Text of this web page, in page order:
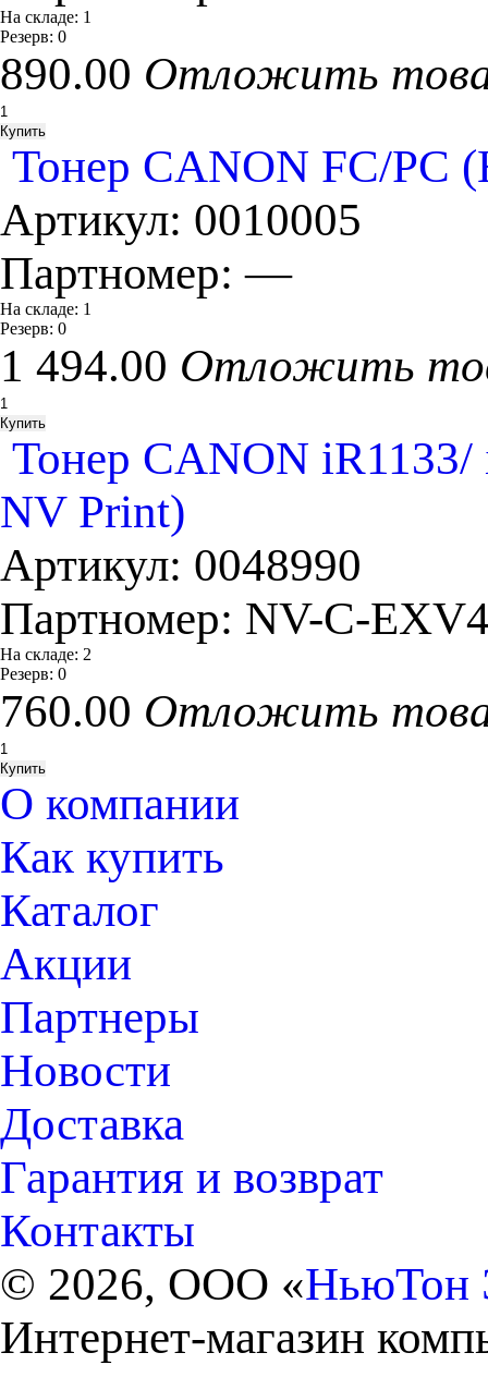
На складе: 1
Резерв: 0
890.00 Отложить
Тонер CANON FC/PC
Артикул: 0010005
Партномер:—
На складе: 1
Резерв: 0
1 494.00 Отложить
Тонер CANON
NV Print)
Артикул: 0048990
Партномер: NV-C-
На складе: 2
Резерв: 0
760.00 Отложить
О компании
Как купить
Каталог
Акции
Партнеры
Новости
Доставка
Гарантия и возврат
Контакты
© 2026, ООО «НьюТон
Интернет-магазин